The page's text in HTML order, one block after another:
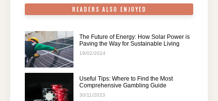
READERS ALSO ENJOYED
The Future of Energy: How Solar Power is
Paving the Way for Sustainable Living
19/02/2024
Useful Tips: Where to Find the Most
Comprehensive Gambling Guide
30/11/2023